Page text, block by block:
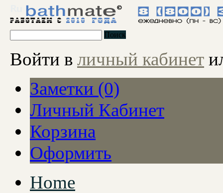
Поиск
Войти в личный кабинет
Заметки (0)
Личный Кабинет
Корзина
Оформить
Home